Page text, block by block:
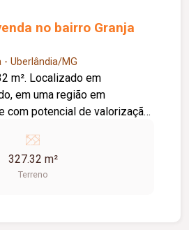
no bairro Granja
- Uberlândia/MG
em
em uma região em
com potencial de valorização.
em expansão e crescimento;
construção residencial ou
327.32 m²
Terreno